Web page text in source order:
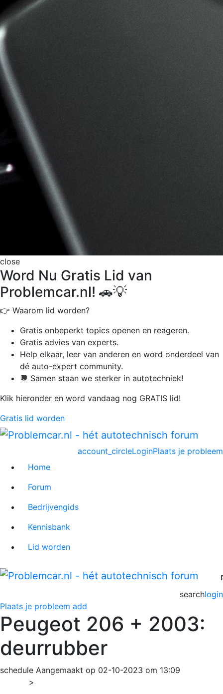
close
Word Nu Gratis Lid van
Problemcar.nl! 🚗💡
👉 Waarom lid worden?
Gratis onbeperkt topics openen en reageren.
Gratis advies van experts.
Help elkaar, leer van anderen en word onderdeel van
dé auto-expert community.
💬 Samen staan we sterker in autotechniek!
Klik hieronder en word vandaag nog GRATIS lid!
Gratis lid worden
Plaats je probleem
account_circleLogin
Home
Forum
Bedrijvengids
Kennisbank
Lid worden
login
search
Plaats je probleem add
Peugeot 206 + 2003:
deurrubber
schedule Aangemaakt op 02-10-2023 om 13:09
>